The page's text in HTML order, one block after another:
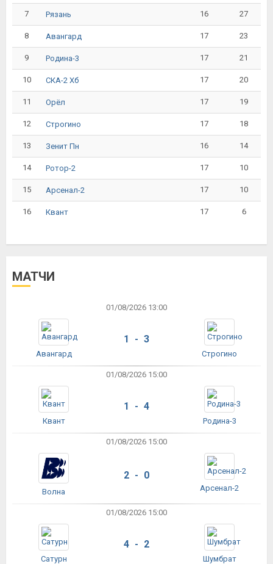
7 Рязань 16 27
8 Авангард 17 23
9 Родина-3 17 21
10 СКА-2 Хб 17 20
11 Орёл 17 19
12 Строгино 17 18
13 Зенит Пн 16 14
14 Ротор-2 17 10
15 Арсенал-2 17 10
16 Квант 17 6
МАТЧИ
01/08/2026 13:00
Авангард
1 - 3
Строгино
01/08/2026 15:00
Квант
1 - 4
Родина-3
01/08/2026 15:00
Волна
2 - 0
Арсенал-2
01/08/2026 15:00
Сатурн
4 - 2
Шумбрат